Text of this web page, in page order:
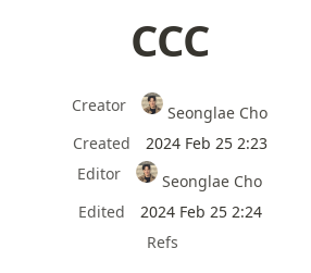
CCC
Creator
Seonglae Cho
Created
2024 Feb 25 2:23
Editor
Seonglae Cho
Edited
2024 Feb 25 2:24
Refs